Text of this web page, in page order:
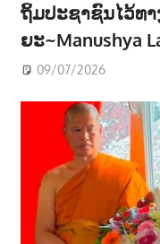
ຖິ້ມປະຊາຊົນໄວ້ທ
ຍະ~Manushya
09/07/2026